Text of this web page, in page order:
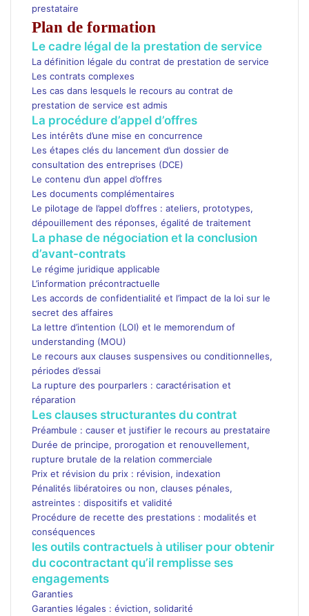
prestataire
Plan de formation
Le cadre légal de la prestation de service
La définition légale du contrat de prestation de service
Les contrats complexes
Les cas dans lesquels le recours au contrat de
prestation de service est admis
La procédure d’appel d’offres
Les intérêts d’une mise en concurrence
Les étapes clés du lancement d’un dossier de
consultation des entreprises (DCE)
Le contenu d’un appel d’offres
Les documents complémentaires
Le pilotage de l’appel d’offres : ateliers, prototypes,
dépouillement des réponses, égalité de traitement
La phase de négociation et la conclusion
d’avant-contrats
Le régime juridique applicable
L’information précontractuelle
Les accords de confidentialité et l’impact de la loi sur le
secret des affaires
La lettre d’intention (LOI) et le memorendum of
understanding (MOU)
Le recours aux clauses suspensives ou conditionnelles,
périodes d’essai
La rupture des pourparlers : caractérisation et
réparation
Les clauses structurantes du contrat
Préambule : causer et justifier le recours au prestataire
Durée de principe, prorogation et renouvellement,
rupture brutale de la relation commerciale
Prix et révision du prix : révision, indexation
Pénalités libératoires ou non, clauses pénales,
astreintes : dispositifs et validité
Procédure de recette des prestations : modalités et
conséquences
les outils contractuels à utiliser pour obtenir
du cocontractant qu’il remplisse ses
engagements
Garanties
Garanties légales : éviction, solidarité